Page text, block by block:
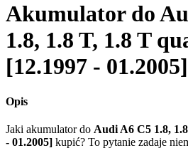
Akumulator do
1.8, 1.8 T, 1.8 T
[12.1997 - 01.2005]
Opis
Jaki akumulator do Audi A6 C5 1.8,
- 01.2005] kupić? To pytanie zadaje